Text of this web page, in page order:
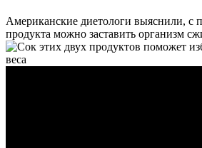
Американские диетологи выяснили, с
продукта можно заставить организм